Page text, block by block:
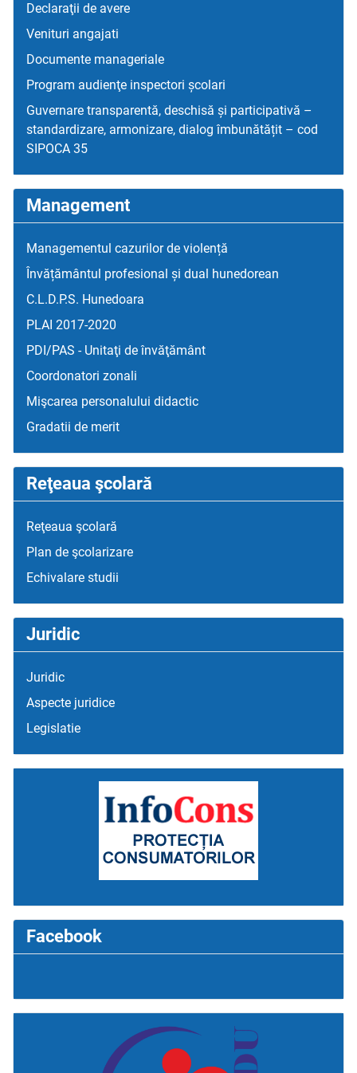
Declaraţii de avere
Venituri angajati
Documente manageriale
Program audienţe inspectori școlari
Guvernare transparentă, deschisă și participativă –
standardizare, armonizare, dialog îmbunătățit – cod
SIPOCA 35
Management
Managementul cazurilor de violență
Învățământul profesional și dual hunedorean
C.L.D.P.S. Hunedoara
PLAI 2017-2020
PDI/PAS - Unitaţi de învăţământ
Coordonatori zonali
Mişcarea personalului didactic
Gradatii de merit
Reţeaua şcolară
Reţeaua şcolară
Plan de şcolarizare
Echivalare studii
Juridic
Juridic
Aspecte juridice
Legislatie
Facebook